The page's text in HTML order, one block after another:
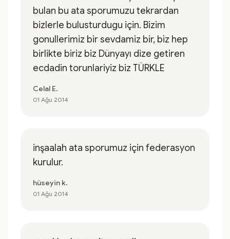
bulan bu ata sporumuzu tekrardan
bizlerle bulusturdugu için. Bizim
gonullerimiz bir sevdamiz bir, biz hep
birlikte biriz biz Dünyayı dize getiren
ecdadin torunlariyiz biz TÜRKLE
Celal E.
01 Ağu 2014
inşaalah ata sporumuz için federasyon
kurulur.
hüseyin k.
01 Ağu 2014